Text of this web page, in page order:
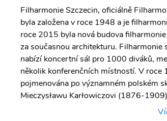
Filharmonie Szczecin, oficiálně
byla založena v roce 1948 a je
roce 2015 byla nová budova
za současnou architekturu. Filharmonie
nabízí koncertní sál pro 1000 diváků,
několik konferenčních místností. V
pojmenována po významném polském
Mieczysławu Karłowiczovi (1876-